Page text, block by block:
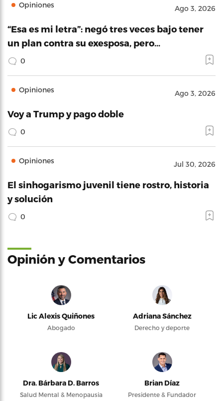
Opiniones Ago 3, 2026
“Esa es mi letra”: negó tres veces bajo tener
un plan contra su exesposa, pero…
0
Opiniones Ago 3, 2026
Voy a Trump y pago doble
0
Opiniones Jul 30, 2026
El sinhogarismo juvenil tiene rostro, historia
y solución
0
Opinión y Comentarios
Lic Alexis Quiñones
Abogado
Adriana Sánchez
Derecho y deporte
Dra. Bárbara D. Barros
Salud Mental & Menopausia
Brian Díaz
Presidente & Fundador